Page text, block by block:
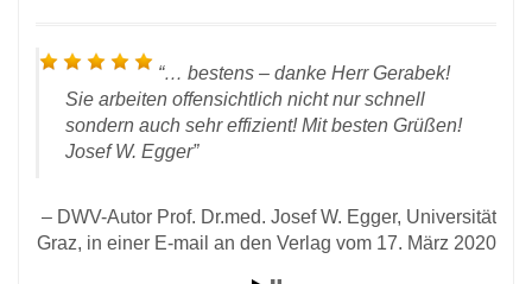
… bestens – danke Herr Gerabek!
Sie arbeiten offensichtlich nicht nur schnell
sondern auch sehr effizient! Mit besten Grüßen!
Josef W. Egger
DWV-Autor Prof. Dr.med. Josef W. Egger, Universität
Graz, in einer E-mail an den Verlag vom 17. März 2020